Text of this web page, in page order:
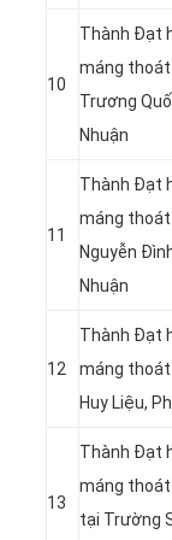
10
Thành Đạt
máng
Trương
Nhuận
11
Thành Đạt
máng
Nguyễn
Nhuận
12
Thành Đạt
máng
Huy Liệu,
13
Thành Đạt
máng
tại Trường